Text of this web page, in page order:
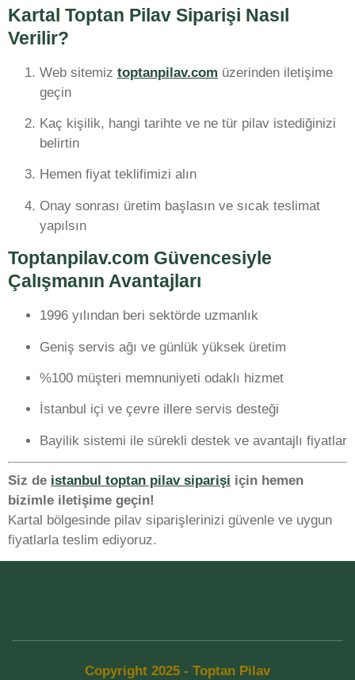
Kartal Toptan Pilav Siparişi Nasıl
Verilir?
Web sitemiz toptanpilav.com üzerinden iletişime
geçin
Kaç kişilik, hangi tarihte ve ne tür pilav istediğinizi
belirtin
Hemen fiyat teklifimizi alın
Onay sonrası üretim başlasın ve sıcak teslimat
yapılsın
Toptanpilav.com Güvencesiyle
Çalışmanın Avantajları
1996 yılından beri sektörde uzmanlık
Geniş servis ağı ve günlük yüksek üretim
%100 müşteri memnuniyeti odaklı hizmet
İstanbul içi ve çevre illere servis desteği
Bayilik sistemi ile sürekli destek ve avantajlı fiyatlar
Siz de istanbul toptan pilav siparişi için hemen
bizimle iletişime geçin!
Kartal bölgesinde pilav siparişlerinizi güvenle ve uygun
fiyatlarla teslim ediyoruz.
Copyright 2025 - Toptan Pilav